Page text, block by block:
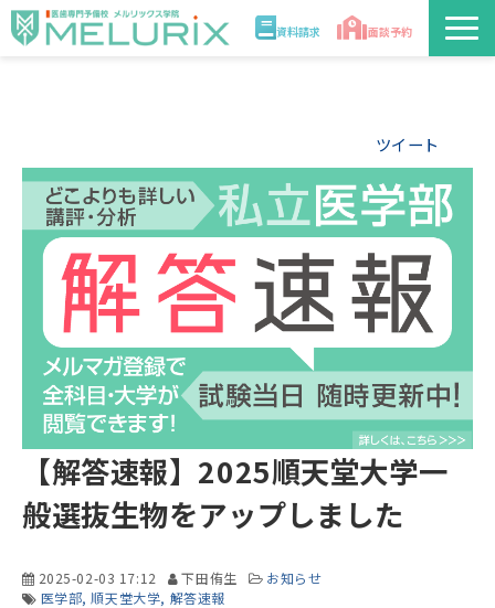
資料請求 面談予約
入学案内
合格実績・合格体験記
医学部解答速報2026
ツイート
【解答速報】2025順天堂大学一
般選抜生物をアップしました
2025-02-03 17:12 下田侑生
お知らせ
医学部 順天堂大学 解答速報